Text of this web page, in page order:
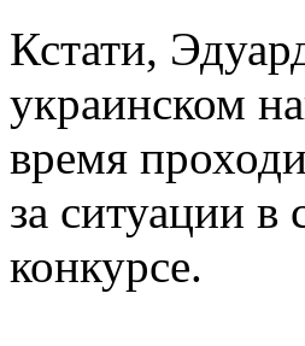
Кстати,
украинском
время
за ситуации в
конкурсе.